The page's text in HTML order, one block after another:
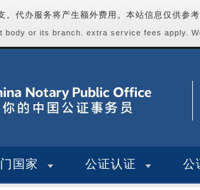
。代办服务将产生额外费用。本站信息仅供参
body or its branch. extra service fees apply.
国家 公证认证 公